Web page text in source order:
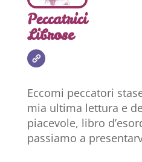
Peccatrici
Librose
Eccomi peccatori
mia ultima lettura e
piacevole, libro
passiamo a